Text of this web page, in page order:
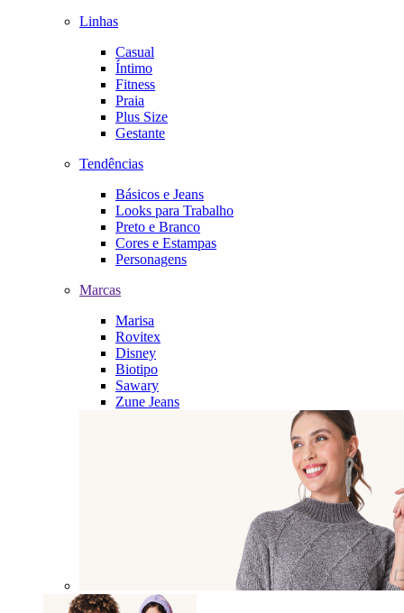
Linhas
Casual
Íntimo
Fitness
Praia
Plus Size
Gestante
Tendências
Básicos e Jeans
Looks para Trabalho
Preto e Branco
Cores e Estampas
Personagens
Marcas
Marisa
Rovitex
Disney
Biotipo
Sawary
Zune Jeans